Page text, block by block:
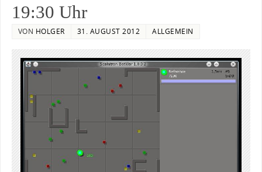
19:30 Uhr
VON HOLGER 31. AUGUST 2012 ALLGEMEIN